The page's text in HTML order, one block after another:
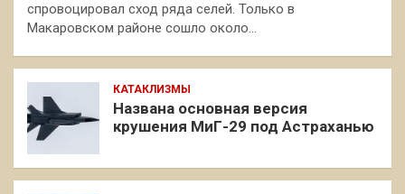
спровоцировал сход ряда селей. Только в
Макаровском районе сошло около…
КАТАКЛИЗМЫ
Названа основная версия
крушения МиГ-29 под Астраханью